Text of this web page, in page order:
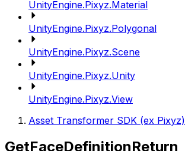
UnityEngine.Pixyz.Material
UnityEngine.Pixyz.Polygonal
UnityEngine.Pixyz.Scene
UnityEngine.Pixyz.Unity
UnityEngine.Pixyz.View
Asset Transformer SDK (ex Pixyz)
GetFaceDefinitionReturn